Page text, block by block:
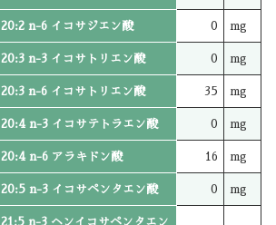
20:2 n-6 イコサジエン酸 0 mg
20:3 n-3 イコサトリエン酸 0 mg
20:3 n-6 イコサトリエン酸 35 mg
20:4 n-3 イコサテトラエン酸 0 mg
20:4 n-6 アラキドン酸 16 mg
20:5 n-3 イコサペンタエン酸 0 mg
21:5 n-3 ヘンイコサペンタエン